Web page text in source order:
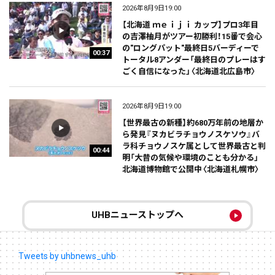
00:37
2026年8月9日19:00
【北海道 ｍｅｉｊｉ カップ】プロ3年目
の吉澤柚月がツアー初勝利！15番で会心
の"ロングパット"最終日5バーディーで
トータル8アンダー「最終日のプレーはす
ごく自信になった」〈北海道北広島市〉
00:44
2026年8月9日19:00
【世界最古の新種】約680万年前の地層か
ら発見『ヌカビラチョウノスケソウ』バ
ラ科チョウノスケ属として世界最古と判
明「大昔の気候や環境のことも分かる」
北海道博物館で公開中〈北海道札幌市〉
UHBニューストップへ
Tweets by uhbnews_uhb